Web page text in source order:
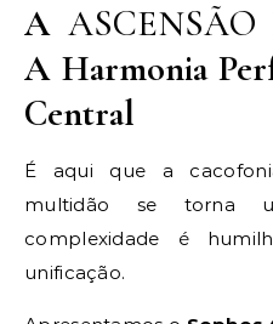
AASCENSÃO
A Harmonia
Central
É aqui que a
multidão se torna
complexidade é
unificação.